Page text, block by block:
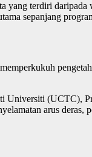
yang terdiri
sepanjang
Universiti (UCTC),
arus deras,